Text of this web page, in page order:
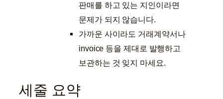
판매를 하고 있는 지인이라면
문제가 되지 않습니다.
가까운 사이라도 거래계약서나
invoice 등을 제대로 발행하고
보관하는 것 잊지 마세요.
세줄 요약